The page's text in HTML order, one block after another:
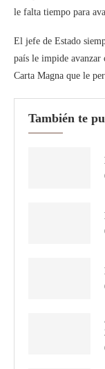
le falta tiempo para
El jefe de Estado
país le impide avanzar
Carta Magna que le
También te